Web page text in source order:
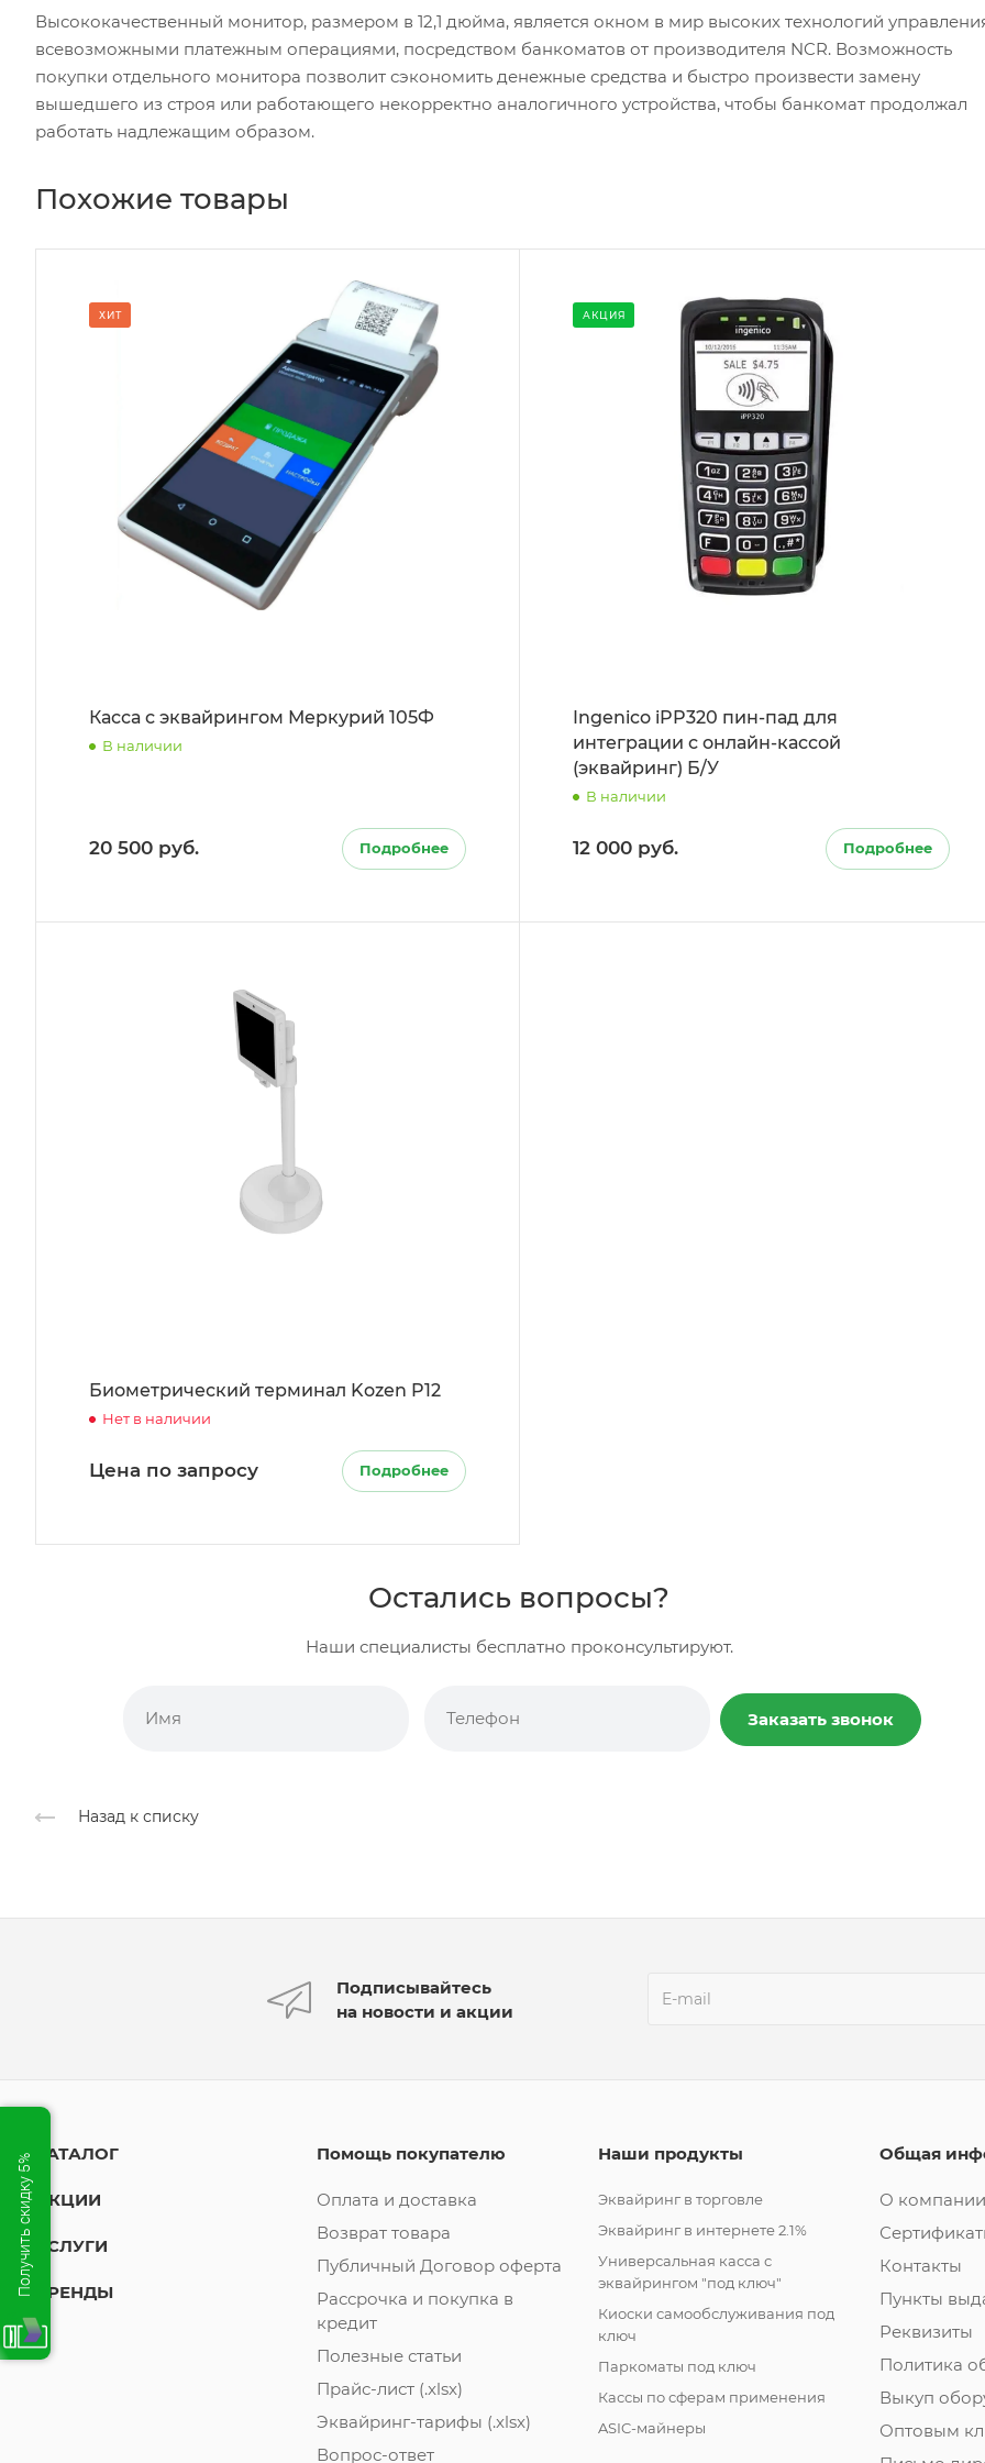
Высококачественный монитор, размером в 12,1 дюйма, является окном в мир высоких технологий
всевозможными платежным операциями, посредством банкоматов от производителя NCR. Возможность
покупки отдельного монитора позволит сэкономить денежные средства и быстро произвести замену
вышедшего из строя или работающего некорректно аналогичного устройства, чтобы банкомат продолжал
работать надлежащим образом.
Похожие товары
ХИТ
Касса с эквайрингом Меркурий 105Ф
В наличии
20 500 руб. Подробнее
АКЦИЯ
Ingenico iPP320 пин-пад для
интеграции с онлайн-кассой
(эквайринг) Б/У
В наличии
12 000 руб. Подробнее
Биометрический терминал Kozen P12
Нет в наличии
Цена по запросу Подробнее
Остались вопросы?
Наши специалисты бесплатно проконсультируют.
Заказать звонок
Назад к списку
Подписывайтесь
на новости и акции
КАТАЛОГ
АКЦИИ
УСЛУГИ
БРЕНДЫ
Помощь покупателю
Оплата и доставка
Возврат товара
Публичный Договор оферта
Рассрочка и покупка в
кредит
Полезные статьи
Прайс-лист (.xlsx)
Эквайринг-тарифы (.xlsx)
Вопрос-ответ
Наши продукты
Эквайринг в торговле
Эквайринг в интернете 2.1%
Универсальная касса с
эквайрингом "под ключ"
Киоски самообслуживания под
ключ
Паркоматы под ключ
Кассы по сферам применения
ASIC-майнеры
Общая
О компании
Контакты
Пункты
Реквизиты
Политика
Выкуп
Оптовым
Получить скидку 5%